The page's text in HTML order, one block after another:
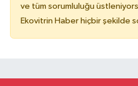
ve tüm sorumluluğu
Ekovitrin Haber hiçbir şekilde